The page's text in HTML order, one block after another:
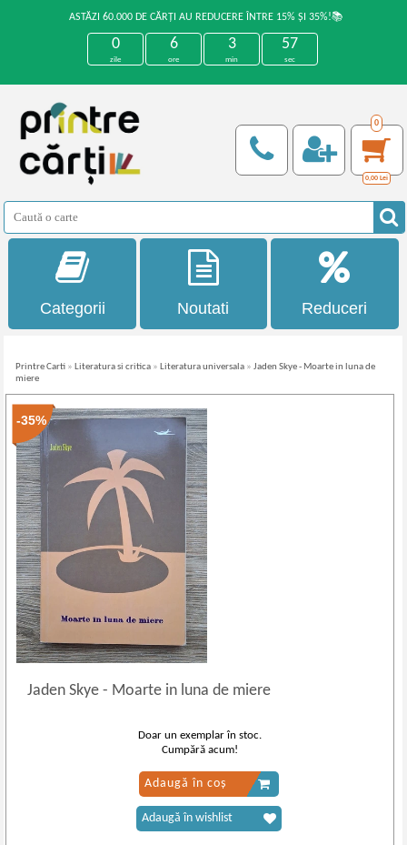
ASTĂZI 60.000 DE CĂRȚI AU REDUCERE ÎNTRE 15% ȘI 35%!📚
0
zile
6
ore
3
min
57
sec
0
0,00 Lei
Categorii Noutati Reduceri
Printre Carti » Literatura si critica » Literatura universala »Jaden Skye - Moarte in luna de
miere
-35%
Jaden Skye- Moarte in luna de miere
Doar un exemplar în stoc.
Cumpără acum!
Adaugă în coș
Adaugă în wishlist